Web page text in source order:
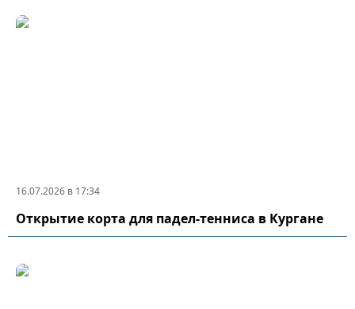
16.07.2026 в 17:34
Открытие корта для падел-тенниса в Кургане